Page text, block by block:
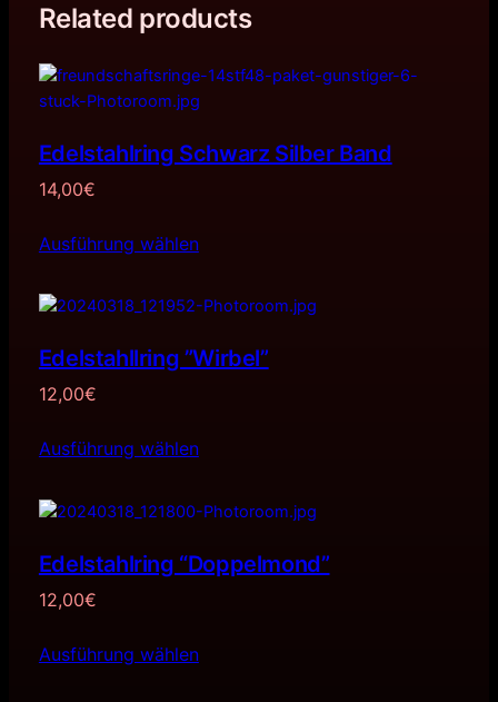
Related products
Edelstahlring Schwarz Silber Band
14,00€
Ausführung wählen
Edelstahllring ”Wirbel”
12,00€
Ausführung wählen
Edelstahlring “Doppelmond”
12,00€
Ausführung wählen